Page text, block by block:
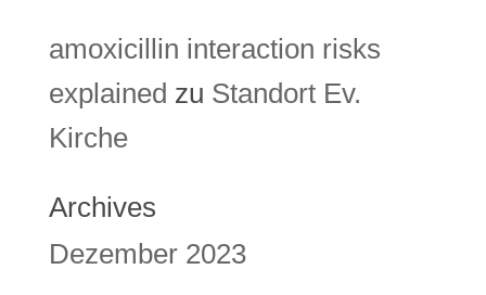
amoxicillin interaction risks
explained zu Standort Ev.
Kirche
Archives
Dezember 2023